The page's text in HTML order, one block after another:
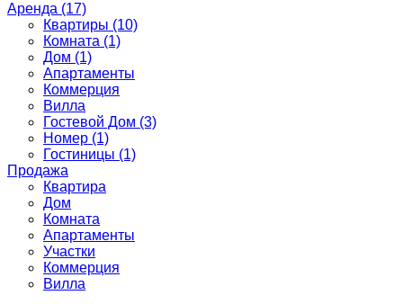
Аренда (17)
Квартиры (10)
Комната (1)
Дом (1)
Апартаменты
Коммерция
Вилла
Гостевой Дом (3)
Номер (1)
Гостиницы (1)
Продажа
Квартира
Дом
Комнатa
Апартаменты
Участки
Коммерция
Виллa